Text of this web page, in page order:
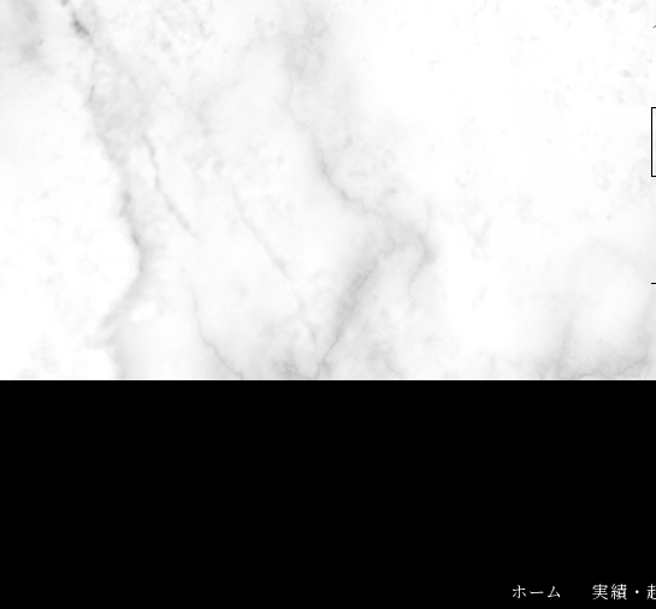
ホーム 実績・